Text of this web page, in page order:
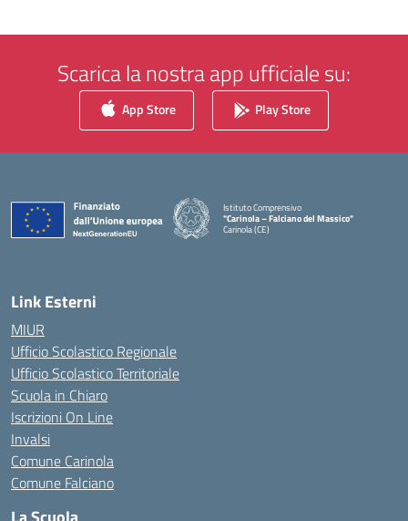
Scarica la nostra app ufficiale su:
App Store Play Store
Istituto Comprensivo
"Carinola – Falciano del Massico"
Carinola (CE)
Link Esterni
MIUR
Ufficio Scolastico Regionale
Ufficio Scolastico Territoriale
Scuola in Chiaro
Iscrizioni On Line
Invalsi
Comune Carinola
Comune Falciano